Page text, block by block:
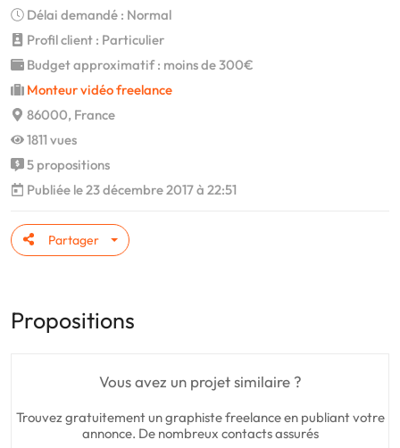
Délai demandé : Normal
Profil client : Particulier
Budget approximatif : moins de 300€
Monteur vidéo freelance
86000, France
1811 vues
5 propositions
Publiée le 23 décembre 2017 à 22:51
Partager
Propositions
Vous avez un projet similaire ?
Trouvez gratuitement un graphiste freelance en publiant votre
annonce. De nombreux contacts assurés